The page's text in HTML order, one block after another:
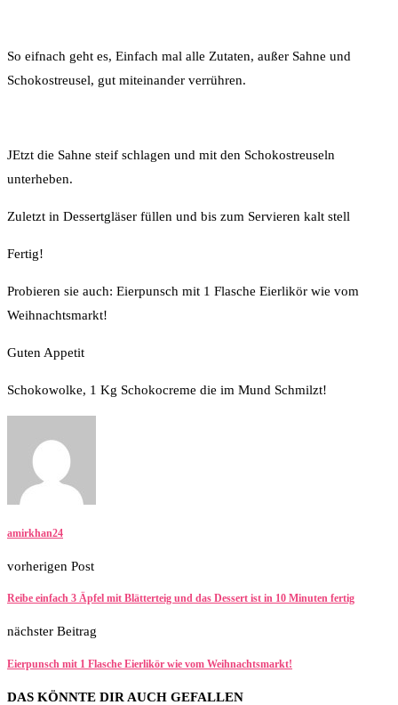
So eifnach geht es, Einfach mal alle Zutaten, außer Sahne und
Schokostreusel, gut miteinander verrühren.
JEtzt die Sahne steif schlagen und mit den Schokostreuseln
unterheben.
Zuletzt in Dessertgläser füllen und bis zum Servieren kalt stell
Fertig!
Probieren sie auch: Eierpunsch mit 1 Flasche Eierlikör wie vom
Weihnachtsmarkt!
Guten Appetit
Schokowolke, 1 Kg Schokocreme die im Mund Schmilzt!
amirkhan24
vorherigen Post
Reibe einfach 3 Äpfel mit Blätterteig und das Dessert ist in 10 Minuten fertig
nächster Beitrag
Eierpunsch mit 1 Flasche Eierlikör wie vom Weihnachtsmarkt!
DAS KÖNNTE DIR AUCH GEFALLEN